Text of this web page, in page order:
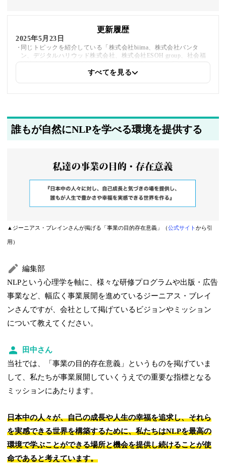
更新履歴
2025年5月23日
同じトピックを紹介している「株式会社biima、株式会社バンタ
ン、デジタルハリウッド株式会社、株式会社ESOH group、社会福
祉法人どろんこ会、KREDO JAPAN株式会社」への内部リンクを追
すべてを見る
誰もが自然にNLPを学べる環境を提供する
▲ジーニアス・ブレインさんが掲げる「事業の目的存在意義」（公式サイトから引
用）
編集部
NLPという心理学を軸に、様々な研修プログラムや出版・広告
事業など、幅広く事業展開を進めているジーニアス・ブレイ
ンさんですが、会社として掲げているビジョンやミッション
について教えてください。
田中さん
当社では、「事業の目的存在意義」というものを掲げていま
して、私たちが事業展開していくうえでの重要な指標となる
ミッションにあたります。
日本中の人々が、自己の成長や人生の幸福を追求し、それら
を実感できる世界を構築するために、私たちはNLPを最高の
環境で学ぶことができる場所と機会を提供し続けることが使
命であると考えています。